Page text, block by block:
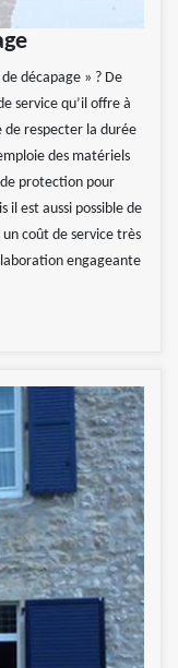
décapage » ? De
service qu’il offre à
de respecter la durée
des matériels
protection pour
il est aussi possible de
coût de service très
engageante